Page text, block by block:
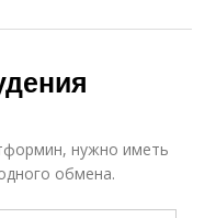
нужно иметь
обмена.